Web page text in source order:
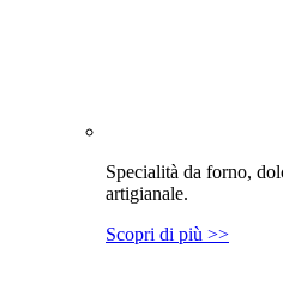
Specialità da forno,
artigianale.
Scopri di più >>